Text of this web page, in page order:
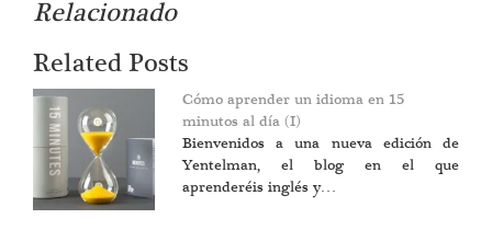
Relacionado
Related Posts
Cómo aprender un idioma en 15
minutos al día (I)
Bienvenidos a una nueva edición de
Yentelman, el blog en el que
aprenderéis inglés y…